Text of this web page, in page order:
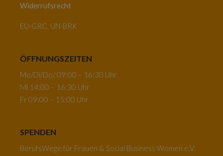
Widerrufsrecht
EU-GRC, UN-BRK
ÖFFNUNGSZEITEN
Mo/Di/Do/ 09:00 – 16:30 Uhr
Mi 14:00 – 16:30 Uhr
Fr 09:00 – 15:00 Uhr
SPENDEN
BerufsWege für Frauen & Social Business Women e.V.